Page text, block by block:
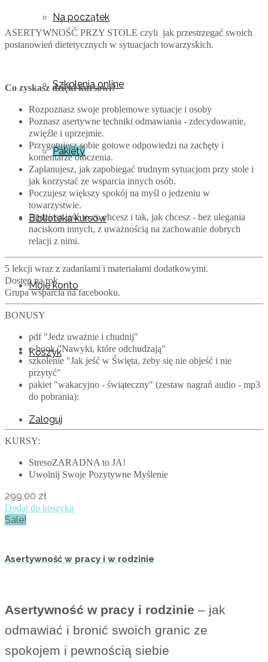
Na początek
Szkolenia online
Pakiety
Biblioteka kursów
Moje konto
Koszyk
Zaloguj
ASERTYWNOŚĆ PRZY STOLE czyli jak przestrzegać swoich
postanowień dietetycznych w sytuacjach towarzyskich.
Co zyskasz dzięki kursowi?
Rozpoznasz swoje problemowe sytuacje i osoby
Poznasz asertywne techniki odmawiania - zdecydowanie,
zwięźle i uprzejmie.
Przygotujesz sobie gotowe odpowiedzi na zachęty i
komentarze otoczenia.
Zaplanujesz, jak zapobiegać trudnym sytuacjom przy stole i
jak korzystać ze wsparcia innych osób.
Poczujesz większy spokój na myśl o jedzeniu w
towarzystwie.
Będziesz jeść to co chcesz i tak, jak chcesz - bez ulegania
naciskom innych, z uważnością na zachowanie dobrych
relacji z nimi.
5 lekcji wraz z zadaniami i materiałami dodatkowymi.
Dostęp na rok.
Grupa wsparcia na facebooku.
BONUSY
pdf "Jedz uważnie i chudnij"
e-book "Nawyki, które odchudzają"
szkolenie "Jak jeść w Święta, żeby się nie objeść i nie
przytyć"
pakiet "wakacyjno - świąteczny" (zestaw nagrań audio - mp3
do pobrania):
KURSY:
StresoZARADNA to JA!
Uwolnij Swoje Pozytywne Myślenie
299,00 zł
Dodaj do koszyka
Sale!
Asertywność w pracy i w rodzinie
Asertywność w pracy i rodzinie – jak
odmawiać i bronić swoich granic ze
spokojem i pewnością siebie